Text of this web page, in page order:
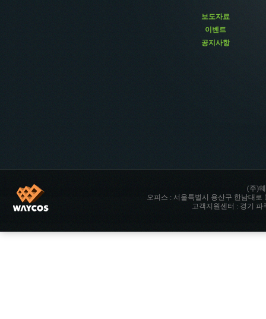
보도자료
이벤트
공지사항
(주)
오피스 : 서울특별시 용산구 한남대로
고객지원센터 : 경기 파